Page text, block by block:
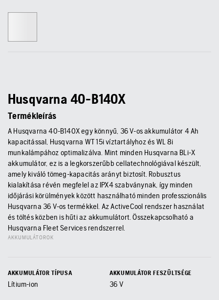
Husqvarna 40-B140X
Termékleírás
A Husqvarna 40-B140X egy könnyű, 36 V-os akkumulátor 4 Ah
kapacitással, Husqvarna WT 15i víztartályhoz és WL 8i
munkalámpához optimalizálva. Mint minden Husqvarna BLi-X
akkumulátor, ez is a legkorszerűbb cellatechnológiával készült,
amely kiváló tömeg-kapacitás arányt biztosít. Robusztus
kialakítása révén megfelel az IPX4 szabványnak, így minden
időjárási körülmények között használható minden professzionális
Husqvarna 36 V-os termékkel. Az ActiveCool rendszer használat
és töltés közben is hűti az akkumulátort. Összekapcsolható a
Husqvarna Fleet Services rendszerrel.
AKKUMULÁTOROK
AKKUMULÁTOR TÍPUSA
Lítium-ion
AKKUMULÁTOR FESZÜLTSÉGE
36 V